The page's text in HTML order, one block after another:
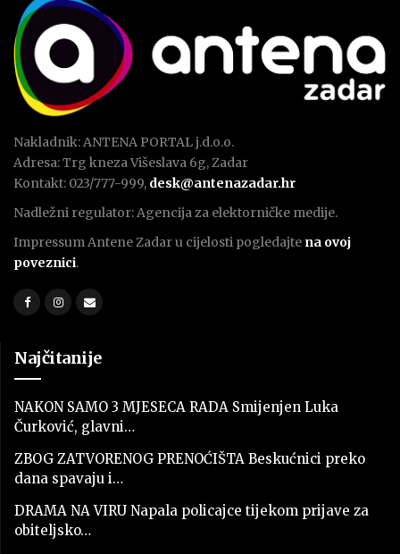
Nakladnik: ANTENA PORTAL j.d.o.o.
Adresa: Trg kneza Višeslava 6g, Zadar
Kontakt: 023/777-999, desk@antenazadar.hr
Nadležni regulator: Agencija za elektorničke medije.
Impressum Antene Zadar u cijelosti pogledajte na ovoj
poveznici.
Najčitanije
NAKON SAMO 3 MJESECA RADA Smijenjen Luka
Čurković, glavni…
ZBOG ZATVORENOG PRENOĆIŠTA Beskućnici preko
dana spavaju i…
DRAMA NA VIRU Napala policajce tijekom prijave za
obiteljsko…